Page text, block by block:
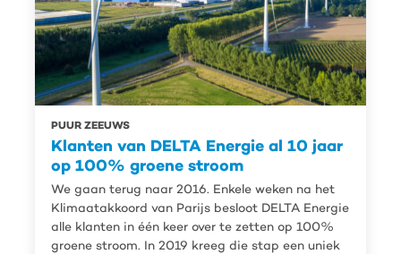
PUUR ZEEUWS
Klanten van DELTA Energie al 10 jaar
op 100% groene stroom
We gaan terug naar 2016. Enkele weken na het
Klimaatakkoord van Parijs besloot DELTA Energie
alle klanten in één keer over te zetten op 100%
groene stroom. In 2019 kreeg die stap een uniek